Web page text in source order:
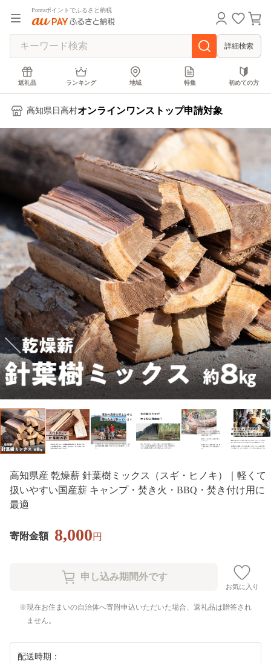
Pontaポイントでふるさと納税
詳細検索
返礼品 ランキング 地域 特集 初めての方
高知県日高村オンラインワンストップ申請対象
高知県産 乾燥薪 針葉樹ミックス（スギ・ヒノキ）｜軽くて
扱いやすい国産薪 キャンプ・焚き火・BBQ・焚き付け用に
最適
寄附金額 8,000円
お気に入り
現在お住まいの自治体へ寄附申込いただいた場合、返礼品は贈答され
ません。
配送時期：